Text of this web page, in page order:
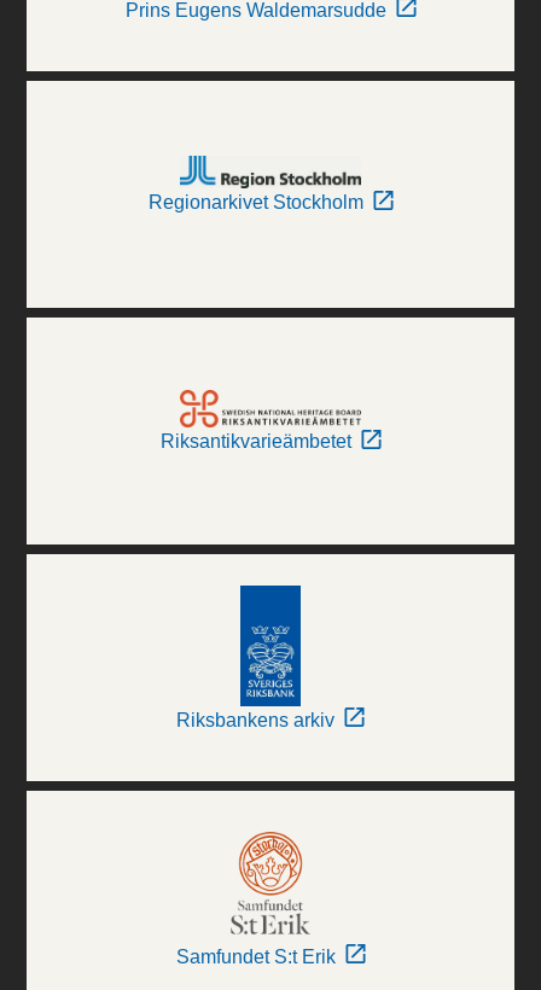
Prins Eugens Waldemarsudde
Regionarkivet Stockholm
Riksantikvarieämbetet
Riksbankens arkiv
Samfundet S:t Erik